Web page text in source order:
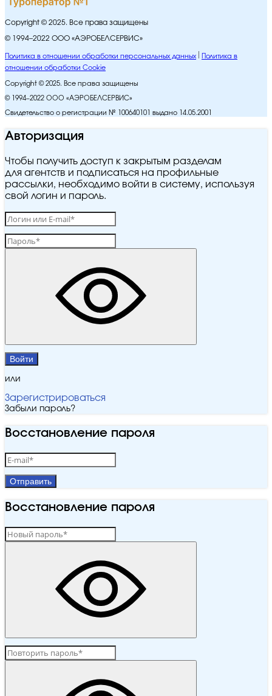
Copyright © 2025. Все права защищены
© 1994–2022 ООО «АЭРОБЕЛСЕРВИС»
Политика в отношении обработки персональных данных
Политика в
отношении обработки Cookie
Copyright © 2025. Все права защищены
© 1994–2022 ООО «АЭРОБЕЛСЕРВИС»
Свидетельство о регистрации № 100640101 выдано 14.05.2001
Авторизация
Чтобы получить доступ к закрытым разделам
для агентств и подписаться на профильные
рассылки, необходимо войти в систему, используя
свой логин и пароль.
Войти
или
Зарегистрироваться
Забыли пароль?
Восстановление пароля
Отправить
Восстановление пароля